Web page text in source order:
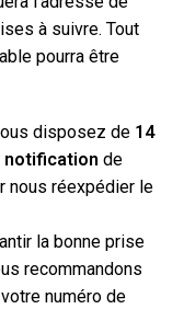
à suivre. Tout
pourra être
disposez de 14
notification de
nous réexpédier le
la bonne prise
recommandons
numéro de